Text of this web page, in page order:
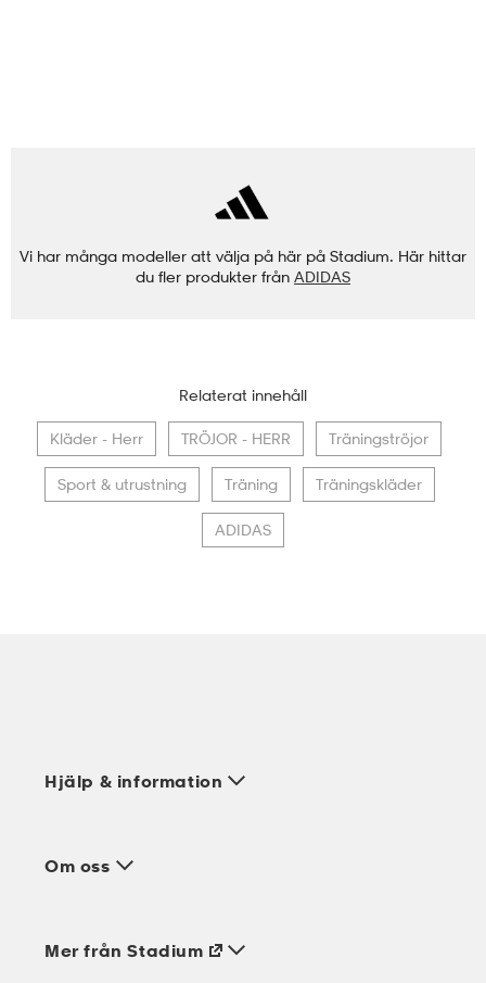
Vi har många modeller att välja på här på Stadium. Här hittar
du fler produkter från ADIDAS
Relaterat innehåll
Kläder - Herr TRÖJOR - HERR Träningströjor
Sport & utrustning Träning Träningskläder
ADIDAS
Hjälp & information
Om oss
Mer från Stadium